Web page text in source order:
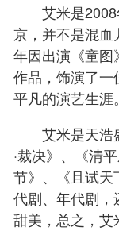
艾米是2008
京，并不是混
年因出演《童
作品，饰演了
平凡的演艺生涯。
艾米是天浩
·裁决》、《清
节》、《且试
代剧、年代剧
甜美，总之，艾